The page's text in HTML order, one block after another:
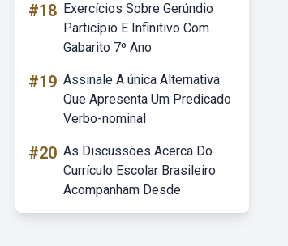
#18 Exercícios Sobre Gerúndio
Particípio E Infinitivo Com
Gabarito 7º Ano
#19 Assinale A única Alternativa
Que Apresenta Um Predicado
Verbo-nominal
#20 As Discussões Acerca Do
Currículo Escolar Brasileiro
Acompanham Desde